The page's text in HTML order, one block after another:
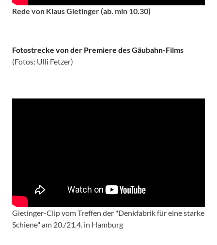
Rede von Klaus Gietinger (ab. min 10.30)
Fotostrecke von der Premiere des Gäubahn-Films
(Fotos: Ulli Fetzer)
Gietinger-Clip vom Treffen der "Denkfabrik für eine starke
Schiene" am 20./21.4. in Hamburg